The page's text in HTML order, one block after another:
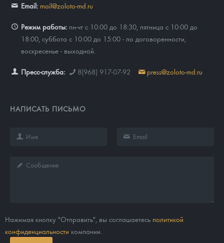
Email: mail@zoloto-md.ru
Режим работы: пн-чт с 10:00 до 18:30, пятница с 10:00 до
18:00, суббота с 10:00 до 15:00 - по договоренности,
воскресенье - выходной.
Пресс-служба: 8(968) 917-07-92 press@zoloto-md.ru
НАПИСАТЬ ПИСЬМО
Нажимая кнопку "Отправить", вы соглашаетесь политикой
конфиденциальности компании.